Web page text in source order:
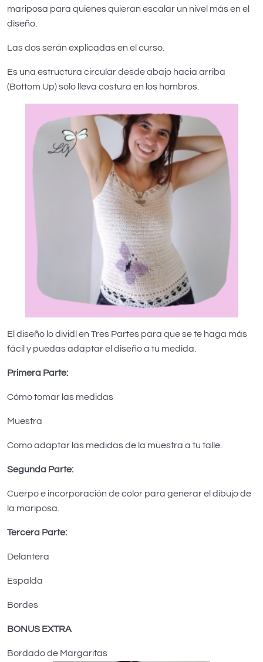
mariposa para quienes quieran escalar un nivel más en el
diseño.
Las dos serán explicadas en el curso.
Es una estructura circular desde abajo hacia arriba
(Bottom Up) solo lleva costura en los hombros.
El diseño lo dividí en Tres Partes para que se te haga más
fácil y puedas adaptar el diseño a tu medida.​
Primera Parte:
Cómo tomar las medidas
Muestra
Como adaptar las medidas de la muestra a tu talle.
Segunda Parte:
Cuerpo e incorporación de color para generar el dibujo de
la mariposa.
Tercera Parte:
Delantera
Espalda
Bordes
BONUS EXTRA
Bordado de Margaritas